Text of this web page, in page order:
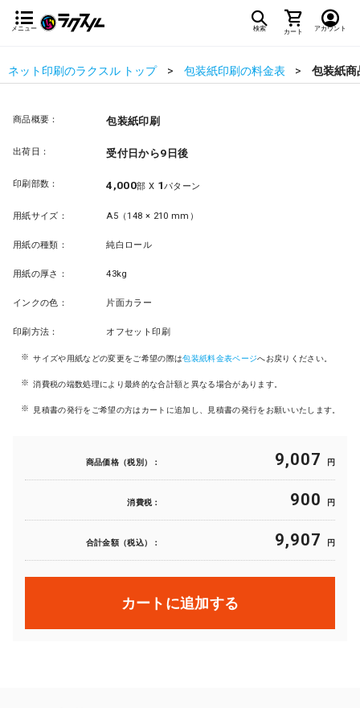
メニュー 検索 カート アカウント
ネット印刷のラクスル トップ 包装紙印刷の料金表 包装紙商
商品概要： 包装紙印刷
出荷日： 受付日から9日後
印刷部数： 4,000部 X 1パターン
用紙サイズ： A5（148 × 210 mm）
用紙の種類： 純白ロール
用紙の厚さ： 43kg
インクの色： 片面カラー
印刷方法： オフセット印刷
サイズや用紙などの変更をご希望の際は包装紙料金表ページへお戻りください。
消費税の端数処理により最終的な合計額と異なる場合があります。
見積書の発行をご希望の方はカートに追加し、見積書の発行をお願いいたします。
商品価格（税別）： 9,007 円
消費税： 900 円
合計金額（税込）： 9,907 円
カートに追加する